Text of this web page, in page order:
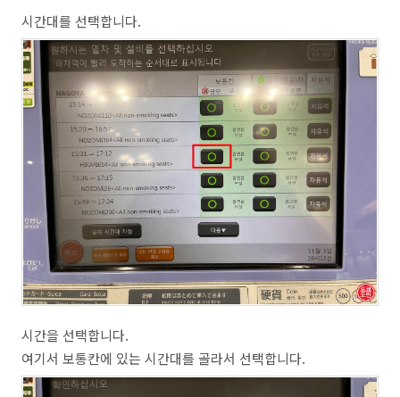
시간대를 선택합니다.
시간을 선택합니다.
여기서 보통칸에 있는 시간대를 골라서 선택합니다.